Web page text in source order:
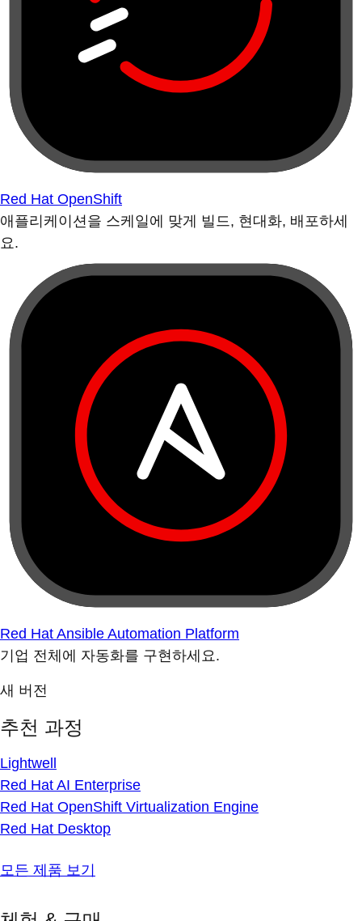
Red Hat OpenShift
애플리케이션을 스케일에 맞게 빌드, 현대화, 배포하세
요.
Red Hat Ansible Automation Platform
기업 전체에 자동화를 구현하세요.
새 버전
추천 과정
Lightwell
Red Hat AI Enterprise
Red Hat OpenShift Virtualization Engine
Red Hat Desktop
모든 제품 보기